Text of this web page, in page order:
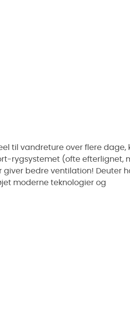
til vandreture over flere dage,
rygsystemet (ofte efterlignet,
bedre ventilation! Deuter
moderne teknologier og